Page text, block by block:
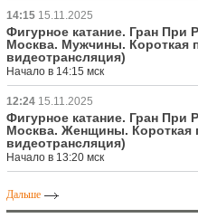
14:15 15.11.2025
Фигурное катание. Гран При
Москва. Мужчины. Короткая
видеотрансляция)
Начало в 14:15 мск
12:24 15.11.2025
Фигурное катание. Гран При
Москва. Женщины. Короткая
видеотрансляция)
Начало в 13:20 мск
Дальше